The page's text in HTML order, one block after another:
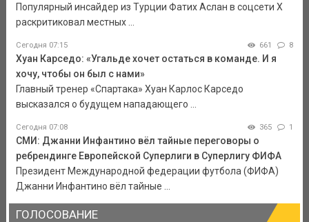
Популярный инсайдер из Турции Фатих Аслан в соцсети X
раскритиковал местных ...
Сегодня 07:15 661 8
Хуан Карседо: «Угальде хочет остаться в команде. И я
хочу, чтобы он был с нами»
Главный тренер «Спартака» Хуан Карлос Карседо
высказался о будущем нападающего ...
Сегодня 07:08 365 1
СМИ: Джанни Инфантино вёл тайные переговоры о
ребрендинге Европейской Суперлиги в Суперлигу ФИФА
Президент Международной федерации футбола (ФИФА)
Джанни Инфантино вёл тайные ...
ГОЛОСОВАНИЕ